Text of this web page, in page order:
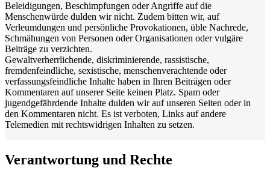
Beleidigungen, Beschimpfungen oder Angriffe auf die
Menschenwürde dulden wir nicht. Zudem bitten wir, auf
Verleumdungen und persönliche Provokationen, üble Nachrede,
Schmähungen von Personen oder Organisationen oder vulgäre
Beiträge zu verzichten.
Gewaltverherrlichende, diskriminierende, rassistische,
fremdenfeindliche, sexistische, menschenverachtende oder
verfassungsfeindliche Inhalte haben in Ihren Beiträgen oder
Kommentaren auf unserer Seite keinen Platz. Spam oder
jugendgefährdende Inhalte dulden wir auf unseren Seiten oder in
den Kommentaren nicht. Es ist verboten, Links auf andere
Telemedien mit rechtswidrigen Inhalten zu setzen.
Verantwortung und Rechte